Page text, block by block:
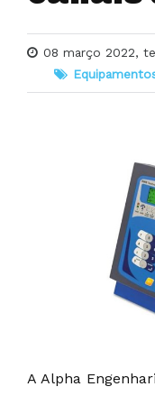
08 março 2022,
A Alpha